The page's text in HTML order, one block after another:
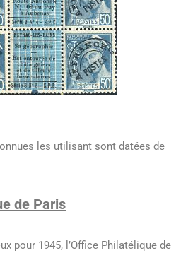
les utilisant sont datées de
de Paris
pour 1945, l’Office Philatélique de